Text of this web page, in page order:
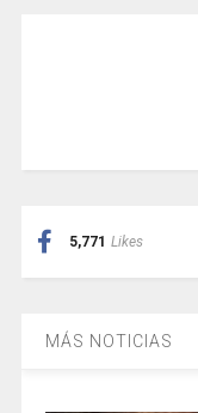
5,771 Likes
MÁS NOTICIAS